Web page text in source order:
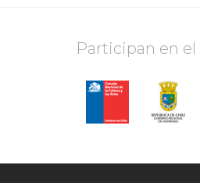
Participan en